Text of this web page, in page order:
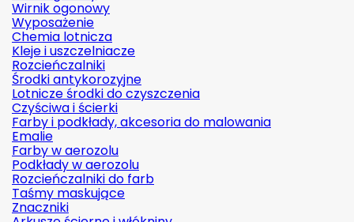
Wirnik ogonowy
Wyposażenie
Chemia lotnicza
Kleje i uszczelniacze
Rozcieńczalniki
Środki antykorozyjne
Lotnicze środki do czyszczenia
Czyściwa i ścierki
Farby i podkłady, akcesoria do malowania
Emalie
Farby w aerozolu
Podkłady w aerozolu
Rozcieńczalniki do farb
Taśmy maskujące
Znaczniki